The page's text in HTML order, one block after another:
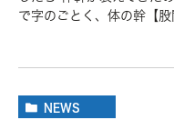
で字のごとく、体の幹【
NEWS